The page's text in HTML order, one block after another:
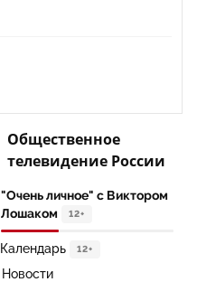
Общественное
телевидение России
"Очень личное" с Виктором
Лошаком
12+
Календарь 12+
Новости